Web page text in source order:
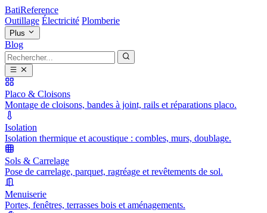
BatiReference
Outillage Électricité Plomberie
Plus
Blog
Placo & Cloisons
Montage de cloisons, bandes à joint, rails et réparations placo.
Isolation
Isolation thermique et acoustique : combles, murs, doublage.
Sols & Carrelage
Pose de carrelage, parquet, ragréage et revêtements de sol.
Menuiserie
Portes, fenêtres, terrasses bois et aménagements.